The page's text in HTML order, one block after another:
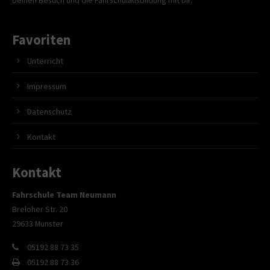
Favoriten
Unterricht
Impressum
Datenschutz
Kontakt
Kontakt
Fahrschule Team Neumann
Breloher Str. 20
29633 Munster
05192 88 73 35
05192 88 73 36